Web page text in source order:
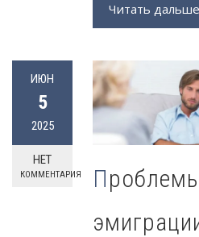
Читать дальше
ИЮН
5
2025
НЕТ
КОММЕНТАРИЯ
Проблемы пар в